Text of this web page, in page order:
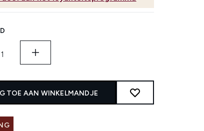
TOE AAN WINKELMANDJE